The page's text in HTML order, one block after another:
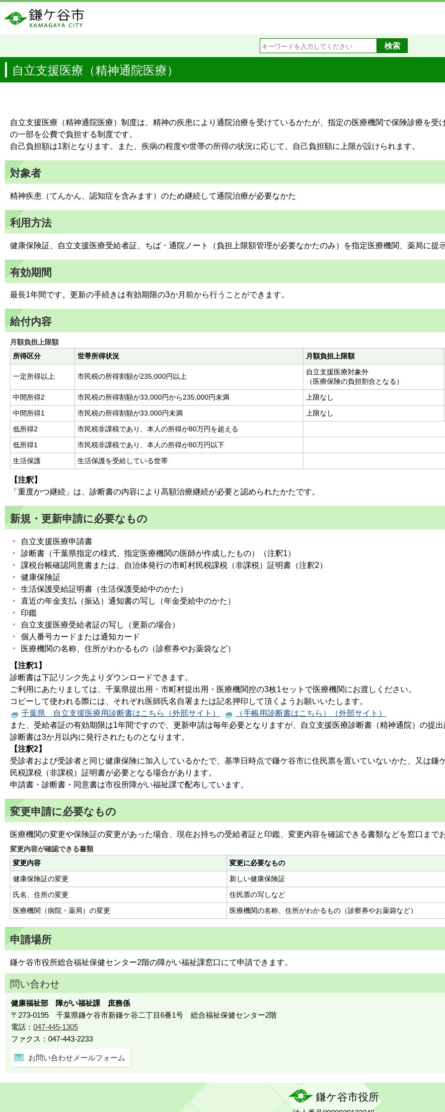
自立支援医療（精神通院医療）
自立支援医療（精神通院医療）制度は、精神の疾患により通院治療を受けているかたが、指定の医療機関で保険診療を
の一部を公費で負担する制度です。
自己負担額は1割となります。また、疾病の程度や世帯の所得の状況に応じて、自己負担額に上限が設けられます。
対象者
精神疾患（てんかん、認知症を含みます）のため継続して通院治療が必要なかた
利用方法
健康保険証、自立支援医療受給者証、ちば・通院ノート（負担上限額管理が必要なかたのみ）を指定医療機関、薬局に提
有効期間
最長1年間です。更新の手続きは有効期限の3か月前から行うことができます。
給付内容
月額負担上限額
所得区分
世帯所得状況 月額負担上限額
一定所得以上 市民税の所得割額が235,000円以上
自立支援医療対象外
（医療保険の負担割合となる）
中間所得2 市民税の所得割額が33,000円から235,000円未満 上限なし
中間所得1 市民税の所得割額が33,000円未満 上限なし
低所得2 市民税非課税であり、本人の所得が80万円を超える
低所得1 市民税非課税であり、本人の所得が80万円以下
生活保護 生活保護を受給している世帯
【注釈】
「重度かつ継続」は、診断書の内容により高額治療継続が必要と認められたかたです。
新規・更新申請に必要なもの
自立支援医療申請書
診断書（千葉県指定の様式、指定医療機関の医師が作成したもの）（注釈1）
課税台帳確認同意書または、自治体発行の市町村民税課税（非課税）証明書（注釈2）
健康保険証
生活保護受給証明書（生活保護受給中のかた）
直近の年金支払（振込）通知書の写し（年金受給中のかた）
印鑑
自立支援医療受給者証の写し（更新の場合）
個人番号カードまたは通知カード
医療機関の名称、住所がわかるもの（診察券やお薬袋など）
【注釈1】
診断書は下記リンク先よりダウンロードできます。
ご利用にあたりましては、千葉県提出用・市町村提出用・医療機関控の3枚1セットで医療機関にお渡しください。
コピーして使われる際には、それぞれ医師氏名自署または記名押印して頂くようお願いいたします。
千葉県 自立支援医療用診断書はこちら（外部サイト）
（手帳用診断書はこちら）（外部サイト）
また、受給者証の有効期限は1年間ですので、更新申請は毎年必要となりますが、自立支援医療診断書（精神通院）の提出
診断書は3か月以内に発行されたものとなります。
【注釈2】
受診者および受診者と同じ健康保険に加入しているかたで、基準日時点で鎌ケ谷市に住民票を置いていないかた、又は
民税課税（非課税）証明書が必要となる場合があります。
申請書・診断書・同意書は市役所障がい福祉課で配布しています。
変更申請に必要なもの
医療機関の変更や保険証の変更があった場合、現在お持ちの受給者証と印鑑、変更内容を確認できる書類などを窓口まで
変更内容が確認できる書類
変更内容
変更に必要なもの
健康保険証の変更 新しい健康保険証
氏名、住所の変更 住民票の写しなど
医療機関（病院・薬局）の変更 医療機関の名称、住所がわかるもの（診察券やお薬袋など）
申請場所
鎌ケ谷市役所総合福祉保健センター2階の障がい福祉課窓口にて申請できます。
問い合わせ
健康福祉部 障がい福祉課 庶務係
〒273-0195 千葉県鎌ケ谷市新鎌ケ谷二丁目6番1号 総合福祉保健センター2階
電話： 047-445-1305
ファクス：047-443-2233
お問い合わせメールフォーム
鎌ケ谷市役所